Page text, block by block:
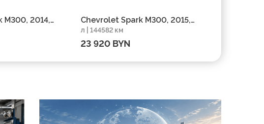
M300, 2014,
Chevrolet Spark M300, 2015,
пробег 144582 км
л | 144582 км
23 920 BYN